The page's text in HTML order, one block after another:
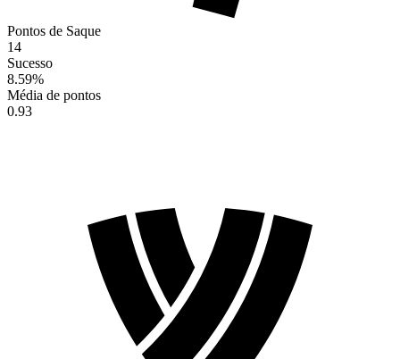
Pontos de Saque
14
Sucesso
8.59%
Média de pontos
0.93